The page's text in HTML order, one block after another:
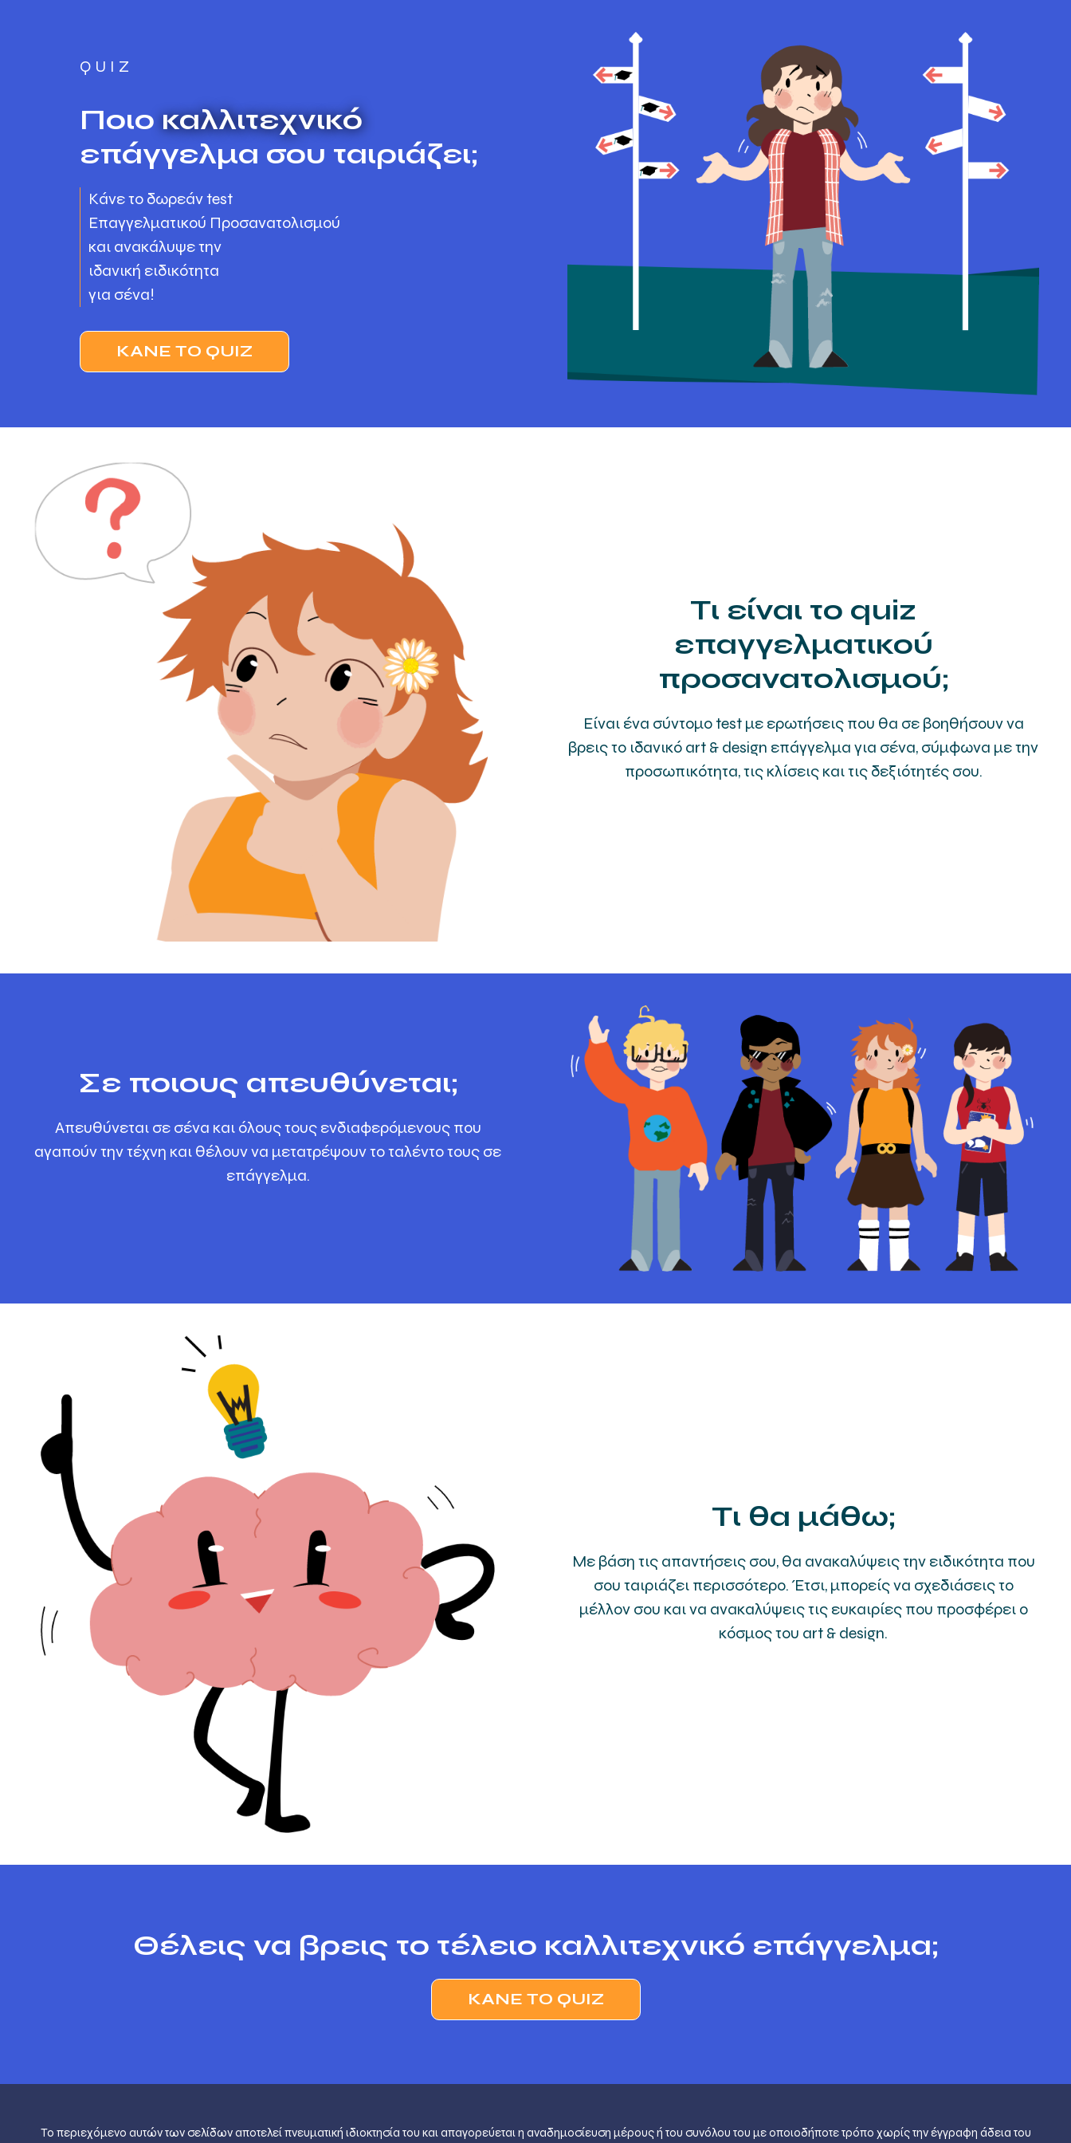
QUIZ
Ποιοκαλλιτεχνικό
επάγγελμα σου ταιριάζει;
Κάνε το δωρεάν test
Επαγγελματικού Προσανατολισμού
και ανακάλυψε την
ιδανική ειδικότητα
για σένα!
ΚΆΝΕ ΤΟ QUIZ
Τι είναι το quiz
επαγγελματικού
προσανατολισμού;
Είναι ένα σύντομο test με ερωτήσεις που θα σε βοηθήσουν να
βρεις το ιδανικό art & design επάγγελμα για σένα, σύμφωνα με την
προσωπικότητα, τις κλίσεις και τις δεξιότητές σου.
Σε ποιους απευθύνεται;
Απευθύνεται σε σένα και όλους τους ενδιαφερόμενους που
αγαπούν την τέχνη και θέλουν να μετατρέψουν το ταλέντο τους σε
επάγγελμα.
Τι θα μάθω;
Με βάση τις απαντήσεις σου, θα ανακαλύψεις την ειδικότητα που
σου ταιριάζει περισσότερο. Έτσι, μπορείς να σχεδιάσεις το
μέλλον σου και να ανακαλύψεις τις ευκαιρίες που προσφέρει ο
κόσμος του art & design.
Θέλεις να βρεις το τέλειο καλλιτεχνικό επάγγελμα;
ΚΆΝΕ ΤΟ QUIZ
Το περιεχόμενο αυτών των σελίδων αποτελεί πvευματική ιδιοκτησία του και απαγορεύεται η αναδημοσίευση μέρους ή του συνόλου του με οποιοδήποτε τρόπο χωρίς την έγγραφη άδεια του